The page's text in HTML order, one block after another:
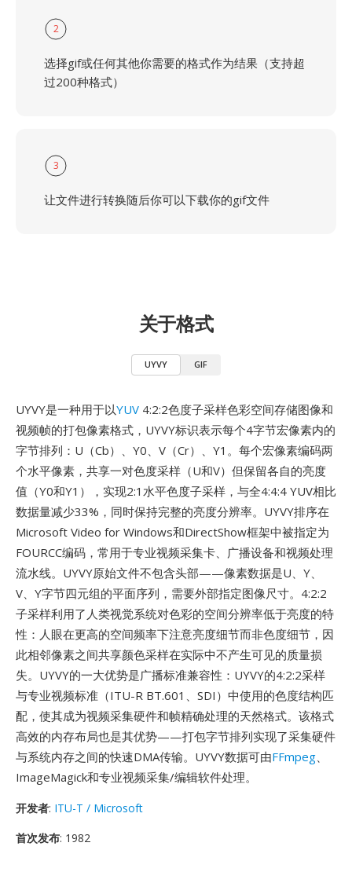
2
选择gif或任何其他你需要的格式作为结果（支持超
过200种格式）
3
让文件进行转换随后你可以下载你的gif文件
关于格式
UYVY GIF
UYVY是一种用于以YUV 4:2:2色度子采样色彩空间存储图像和
视频帧的打包像素格式，UYVY标识表示每个4字节宏像素内的
字节排列：U（Cb）、Y0、V（Cr）、Y1。每个宏像素编码两
个水平像素，共享一对色度采样（U和V）但保留各自的亮度
值（Y0和Y1），实现2:1水平色度子采样，与全4:4:4 YUV相比
数据量减少33%，同时保持完整的亮度分辨率。UYVY排序在
Microsoft Video for Windows和DirectShow框架中被指定为
FOURCC编码，常用于专业视频采集卡、广播设备和视频处理
流水线。UYVY原始文件不包含头部——像素数据是U、Y、
V、Y字节四元组的平面序列，需要外部指定图像尺寸。4:2:2
子采样利用了人类视觉系统对色彩的空间分辨率低于亮度的特
性：人眼在更高的空间频率下注意亮度细节而非色度细节，因
此相邻像素之间共享颜色采样在实际中不产生可见的质量损
失。UYVY的一大优势是广播标准兼容性：UYVY的4:2:2采样
与专业视频标准（ITU-R BT.601、SDI）中使用的色度结构匹
配，使其成为视频采集硬件和帧精确处理的天然格式。该格式
高效的内存布局也是其优势——打包字节排列实现了采集硬件
与系统内存之间的快速DMA传输。UYVY数据可由FFmpeg、
ImageMagick和专业视频采集/编辑软件处理。
开发者: ITU-T / Microsoft
首次发布: 1982